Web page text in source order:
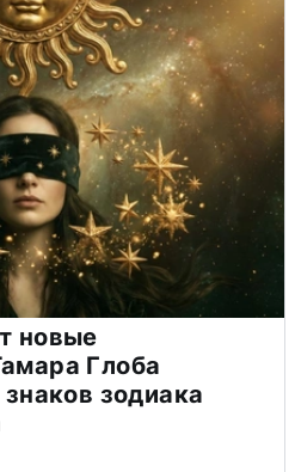
новые
Глоба
зодиака